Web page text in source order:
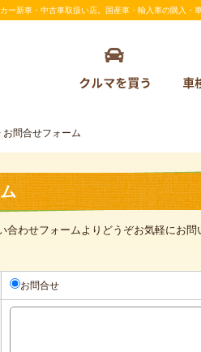
ー新車・中古車取扱い店。国産車・輸入車の購入
お問合せフォーム
合わせフォームよりどうぞお気軽にお問
お問合せ